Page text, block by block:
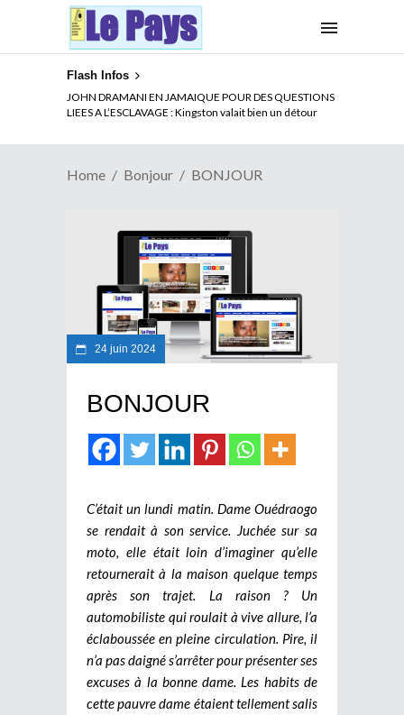
Flash Infos
JOHN DRAMANI EN JAMAIQUE POUR DES QUESTIONS
LIEES A L’ESCLAVAGE : Kingston valait bien un détour
Home Bonjour BONJOUR
24 juin 2024
BONJOUR
C’était un lundi matin. Dame Ouédraogo
se rendait à son service. Juchée sur sa
moto, elle était loin d’imaginer qu’elle
retournerait à la maison quelque temps
après son trajet. La raison ? Un
automobiliste qui roulait à vive allure, l’a
éclaboussée en pleine circulation. Pire, il
n’a pas daigné s’arrêter pour présenter ses
excuses à la bonne dame. Les habits de
cette pauvre dame étaient tellement salis